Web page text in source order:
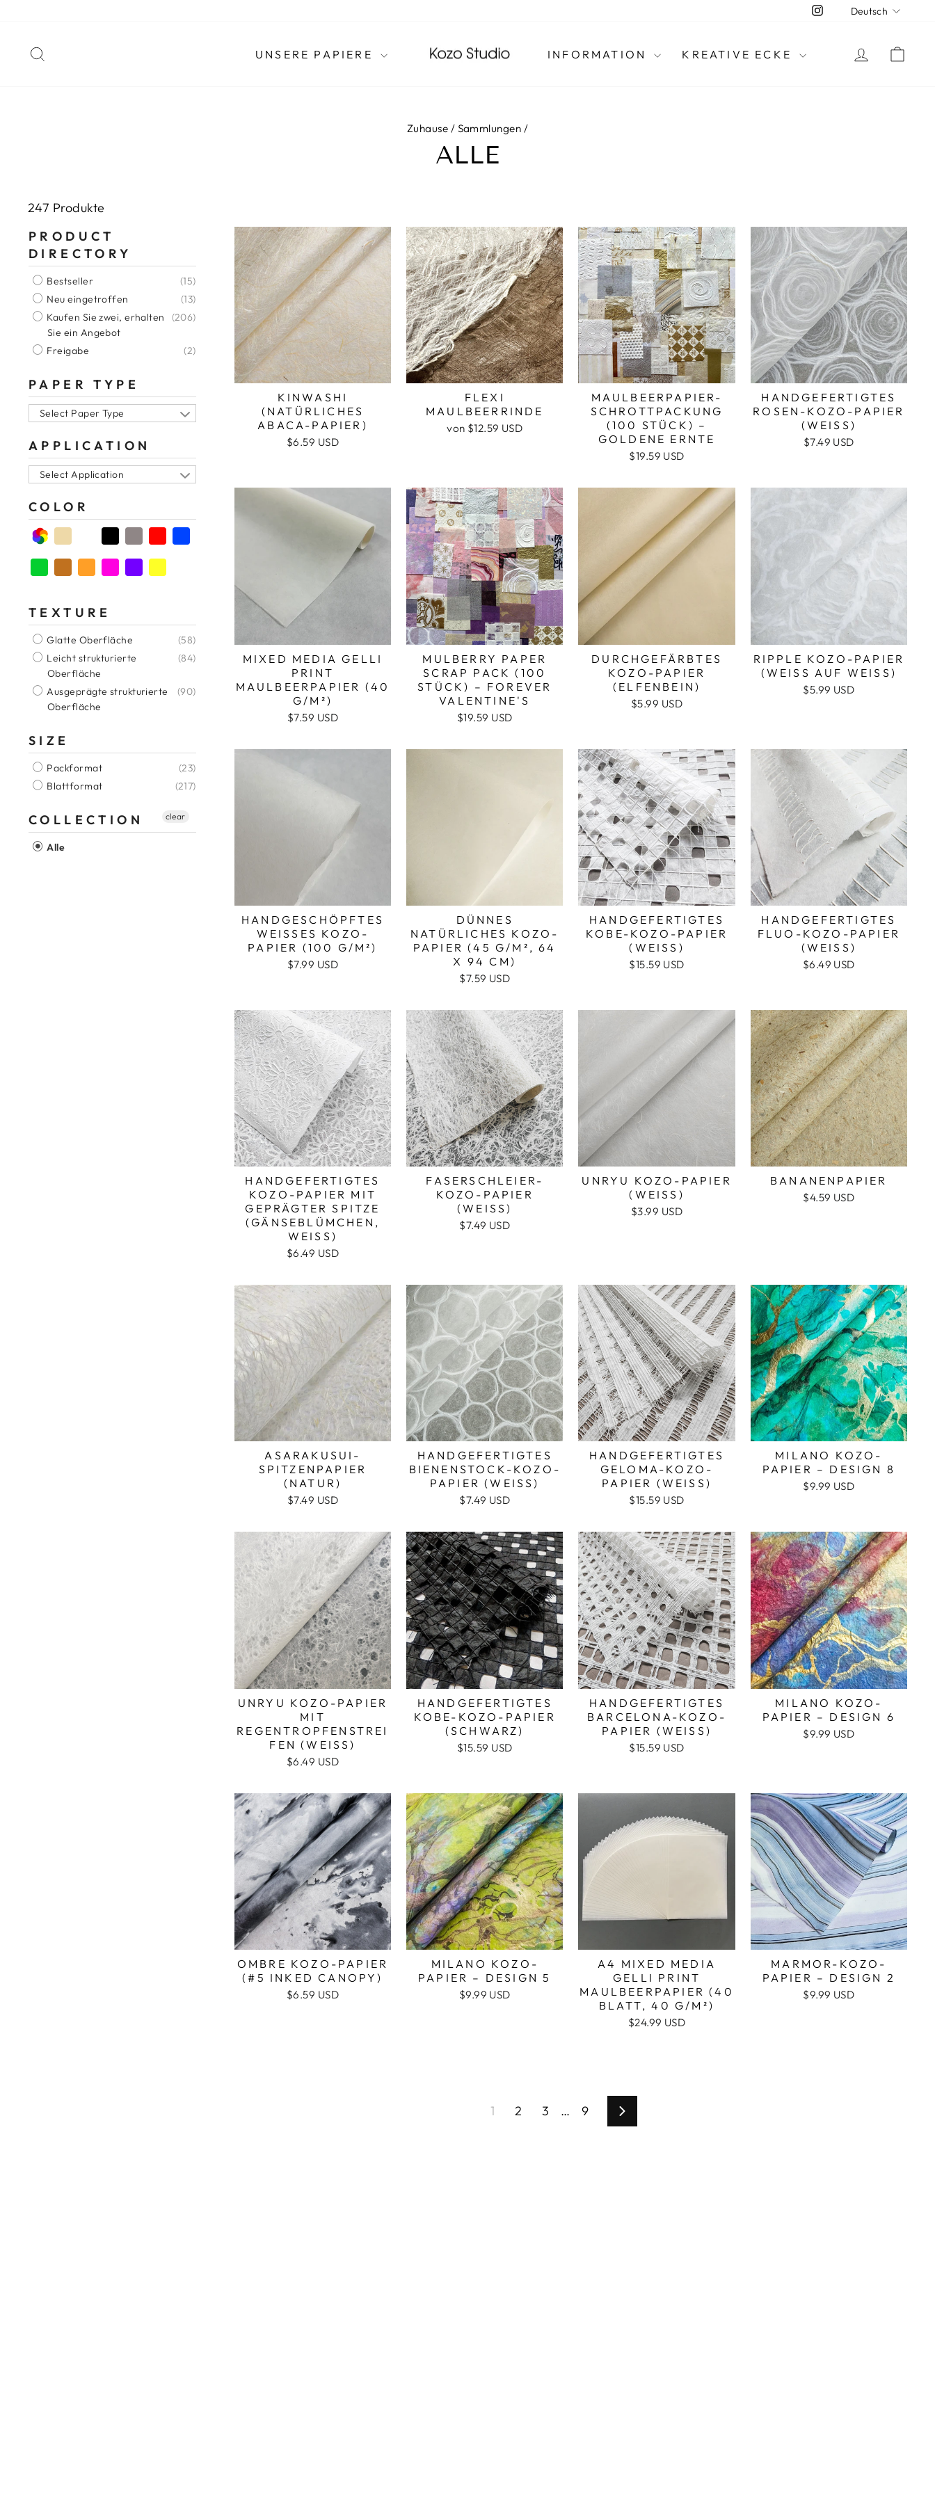
springen
Instagram
Deutsch
UNSERE PAPIERE INFORMATION KREATIVE ECKE
Zuhause / Sammlungen /
ALLE
247 Produkte
PRODUCT
DIRECTORY
Bestseller
(15)
Neu eingetroffen
(13)
Kaufen Sie zwei, erhalten
Sie ein Angebot
(206)
Freigabe (2)
PAPER TYPE
Select Paper Type
APPLICATION
Select Application
COLOR
TEXTURE
Glatte Oberfläche
(58)
Leicht strukturierte
Oberfläche
(84)
Ausgeprägte strukturierte
Oberfläche
(90)
SIZE
Packformat
(23)
Blattformat
(217)
COLLECTION
Alle
clear
KINWASHI
(NATÜRLICHES
ABACA-PAPIER)
$6.59 USD
FLEXI
MAULBEERRINDE
von $12.59 USD
MAULBEERPAPIER-
SCHROTTPACKUNG
(100 STÜCK) –
GOLDENE ERNTE
$19.59 USD
HANDGEFERTIGTES
ROSEN-KOZO-PAPIER
(WEISS)
$7.49 USD
MIXED MEDIA GELLI
PRINT
MAULBEERPAPIER (40
G/M²)
$7.59 USD
MULBERRY PAPER
SCRAP PACK (100
STÜCK) – FOREVER
VALENTINE'S
$19.59 USD
DURCHGEFÄRBTES
KOZO-PAPIER
(ELFENBEIN)
$5.99 USD
RIPPLE KOZO-PAPIER
(WEISS AUF WEISS)
$5.99 USD
HANDGESCHÖPFTES
WEISSES KOZO-P
APIER (100 G/M²)
$7.99 USD
DÜNNES
NATÜRLICHES KOZO-
PAPIER (45 G/M², 64
X 94 CM)
$7.59 USD
HANDGEFERTIGTES
KOBE-KOZO-PAPIER
(WEISS)
$15.59 USD
HANDGEFERTIGTES
FLUO-KOZO-PAPIER
(WEISS)
$6.49 USD
HANDGEFERTIGTES
KOZO-PAPIER MIT
GEPRÄGTER SPITZE
(GÄNSEBLÜMCHEN,
WEISS)
$6.49 USD
FASERSCHLEIER-
KOZO-PAPIER
(WEISS)
$7.49 USD
UNRYU KOZO-PAPIER
(WEISS)
$3.99 USD
BANANENPAPIER
$4.59 USD
ASARAKUSUI-
SPITZENPAPIER
(NATUR)
$7.49 USD
HANDGEFERTIGTES
BIENENSTOCK-KOZO-
PAPIER (WEISS)
$7.49 USD
HANDGEFERTIGTES
GELOMA-KOZO-
PAPIER (WEISS)
$15.59 USD
MILANO KOZO-
PAPIER – DESIGN 8
$9.99 USD
UNRYU KOZO-PAPIER
MIT
REGENTROPFENSTREI
FEN (WEISS)
$6.49 USD
HANDGEFERTIGTES
KOBE-KOZO-PAPIER
(SCHWARZ)
$15.59 USD
HANDGEFERTIGTES
BARCELONA-KOZO-
PAPIER (WEISS)
$15.59 USD
MILANO KOZO-
PAPIER – DESIGN 6
$9.99 USD
OMBRE KOZO-PAPIER
(#5 INKED CANOPY)
$6.59 USD
MILANO KOZO-
PAPIER – DESIGN 5
$9.99 USD
A4 MIXED MEDIA
GELLI PRINT
MAULBEERPAPIER (40
BLATT, 40 G/M²)
$24.99 USD
MARMOR-KOZO-
PAPIER – DESIGN 2
$9.99 USD
1 2 3 … 9 Als
nächstes